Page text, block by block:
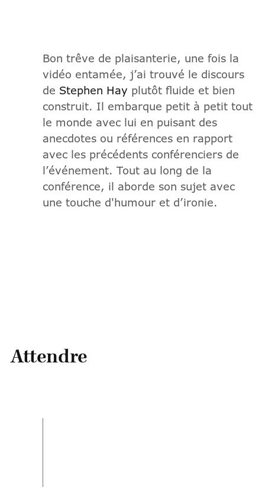
Bon trêve de plaisanterie, une fois la
vidéo entamée, j’ai trouvé le discours
de Stephen Hay plutôt fluide et bien
construit. Il embarque petit à petit tout
le monde avec lui en puisant des
anecdotes ou références en rapport
avec les précédents conférenciers de
l’événement. Tout au long de la
conférence, il aborde son sujet avec
une touche d'humour et d’ironie.
Attendre